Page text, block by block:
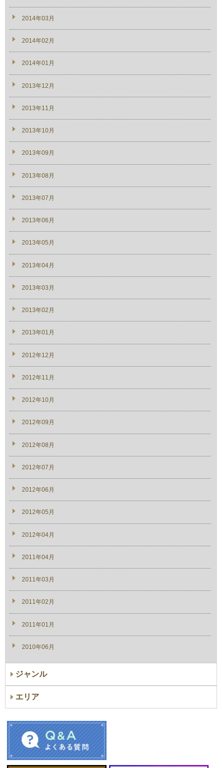
2014年03月
2014年02月
2014年01月
2013年12月
2013年11月
2013年10月
2013年09月
2013年08月
2013年07月
2013年06月
2013年05月
2013年04月
2013年03月
2013年02月
2013年01月
2012年12月
2012年11月
2012年10月
2012年09月
2012年08月
2012年07月
2012年06月
2012年05月
2012年04月
2011年04月
2011年03月
2011年02月
2011年01月
2010年06月
ジャンル
エリア